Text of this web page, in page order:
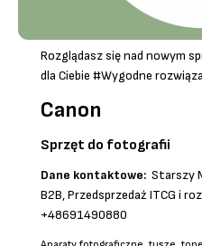
Rozglądasz się nad nowym
dla Ciebie #Wygodne
Canon
Sprzęt do fotografii
Dane kontaktowe: Starszy
B2B, Przedsprzedaż ITCG i
+48691490880